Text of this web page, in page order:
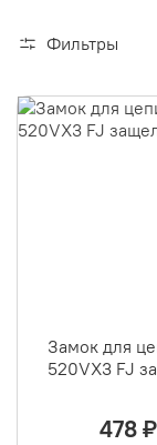
Фильтры
Замок для
520VX3 FJ
478 ₽